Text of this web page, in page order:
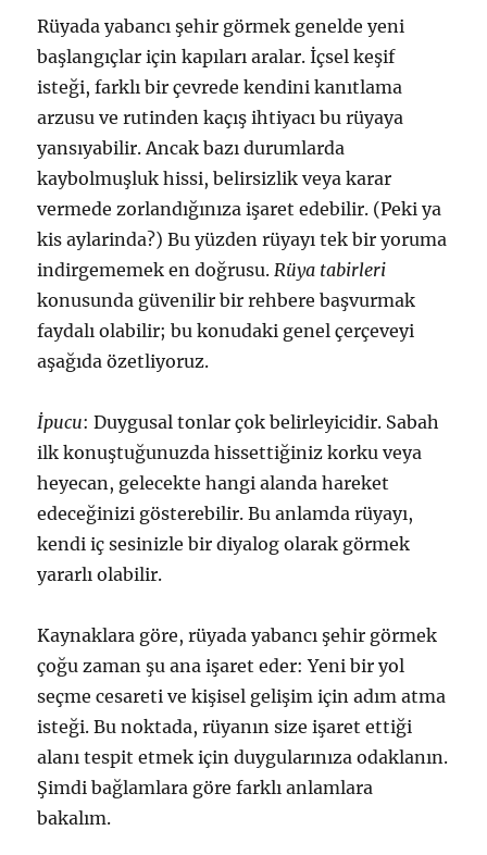
Rüyada yabancı şehir görmek genelde yeni
başlangıçlar için kapıları aralar. İçsel keşif
isteği, farklı bir çevrede kendini kanıtlama
arzusu ve rutinden kaçış ihtiyacı bu rüyaya
yansıyabilir. Ancak bazı durumlarda
kaybolmuşluk hissi, belirsizlik veya karar
vermede zorlandığınıza işaret edebilir. (Peki ya
kis aylarinda?) Bu yüzden rüyayı tek bir yoruma
indirgememek en doğrusu. Rüya tabirleri
konusunda güvenilir bir rehbere başvurmak
faydalı olabilir; bu konudaki genel çerçeveyi
aşağıda özetliyoruz.
İpucu: Duygusal tonlar çok belirleyicidir. Sabah
ilk konuştuğunuzda hissettiğiniz korku veya
heyecan, gelecekte hangi alanda hareket
edeceğinizi gösterebilir. Bu anlamda rüyayı,
kendi iç sesinizle bir diyalog olarak görmek
yararlı olabilir.
Kaynaklara göre, rüyada yabancı şehir görmek
çoğu zaman şu ana işaret eder: Yeni bir yol
seçme cesareti ve kişisel gelişim için adım atma
isteği. Bu noktada, rüyanın size işaret ettiği
alanı tespit etmek için duygularınıza odaklanın.
Şimdi bağlamlara göre farklı anlamlara
bakalım.